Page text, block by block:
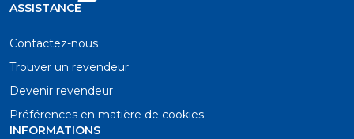
ASSISTANCE
Contactez-nous
Trouver un revendeur
Devenir revendeur
Préférences en matière de cookies
INFORMATIONS